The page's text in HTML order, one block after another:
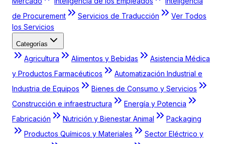
de Procurement
Servicios de Traducción
Ver Todos
los Servicios
Categorías
Agricultura Alimentos y Bebidas
Asistencia Médica
y Productos Farmacéuticos
Automatización Industrial e
Industria de Equipos
Bienes de Consumo y Servicios
Construcción e infraestructura
Energía y Potencia
Fabricación
Nutrición y Bienestar Animal
Packaging
Productos Químicos y Materiales
Sector Eléctrico y